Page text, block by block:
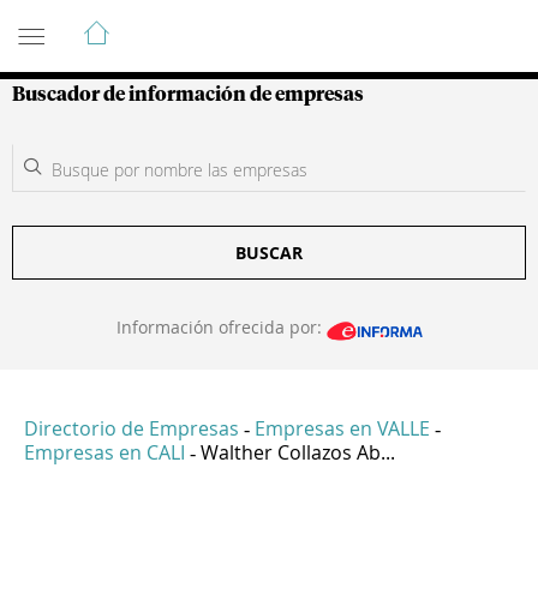
Guía de Empresas Colombianas
Buscador de información de empresas
BUSCAR
Información ofrecida por:
Directorio de Empresas - Empresas en VALLE -
Empresas en CALI - Walther Collazos Ab...